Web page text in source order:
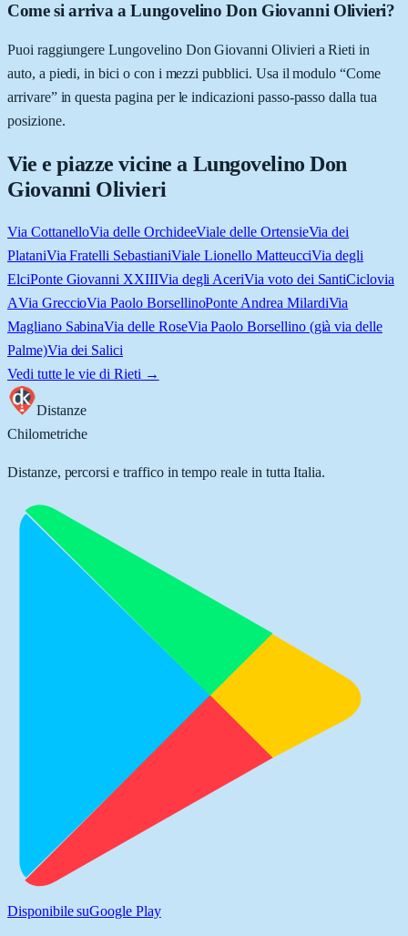
Come si arriva a Lungovelino Don Giovanni Olivieri?
Puoi raggiungere Lungovelino Don Giovanni Olivieri a Rieti in
auto, a piedi, in bici o con i mezzi pubblici. Usa il modulo “Come
arrivare” in questa pagina per le indicazioni passo-passo dalla tua
posizione.
Vie e piazze vicine a Lungovelino Don
Giovanni Olivieri
Via CottanelloVia delle OrchideeViale delle OrtensieVia dei
PlataniVia Fratelli SebastianiViale Lionello MatteucciVia degli
ElciPonte Giovanni XXIIIVia degli AceriVia voto dei SantiCiclovia
AVia GreccioVia Paolo BorsellinoPonte Andrea MilardiVia
Magliano SabinaVia delle RoseVia Paolo Borsellino (già via delle
Palme)Via dei Salici
Vedi tutte le vie di Rieti →
Distanze
Chilometriche
Distanze, percorsi e traffico in tempo reale in tutta Italia.
Disponibile suGoogle Play